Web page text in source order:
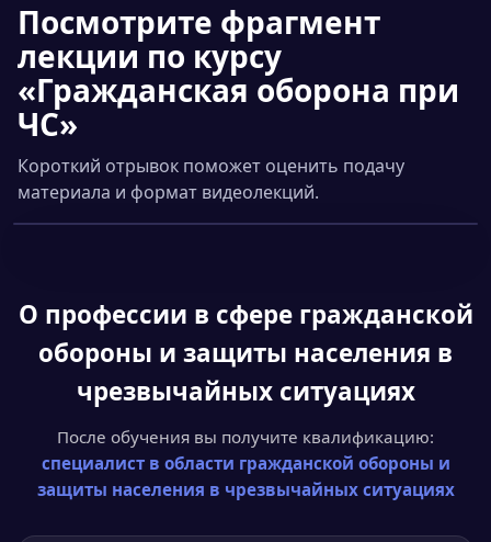
Посмотрите фрагмент
лекции по курсу
«Гражданская оборона при
ЧС»
Короткий отрывок поможет оценить подачу
материала и формат видеолекций.
О профессии в сфере гражданской
обороны и защиты населения в
чрезвычайных ситуациях
После обучения вы получите квалификацию:
специалист в области гражданской обороны и
защиты населения в чрезвычайных ситуациях